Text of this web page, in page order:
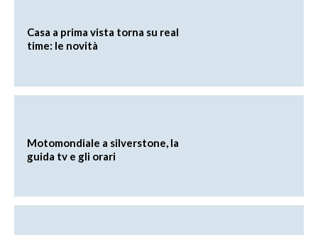
Casa a prima vista torna su real
time: le novità
Motomondiale a silverstone, la
guida tv e gli orari